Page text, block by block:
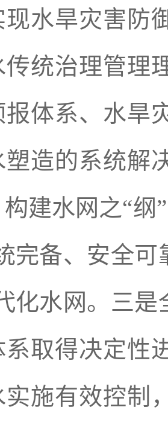
现水旱灾害防
传统治理管理
报体系、水旱
塑造的系统解
建水网之“纲
完备、安全
化水网。三
系取得决定性
实施有效控制